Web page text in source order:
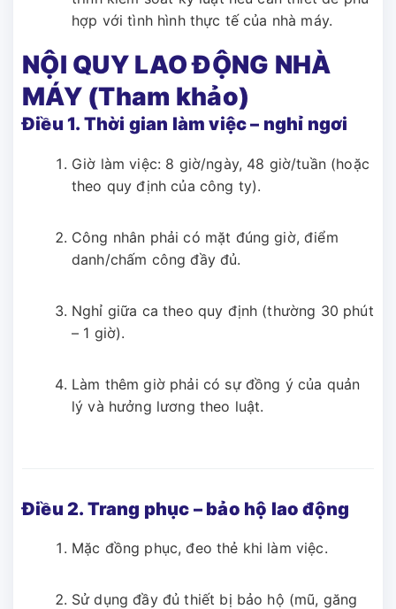
hợp với tình hình thực tế của nhà máy.
NỘI QUY LAO ĐỘNG NHÀ
MÁY (Tham khảo)
Điều 1. Thời gian làm việc – nghỉ ngơi
Giờ làm việc: 8 giờ/ngày, 48 giờ/tuần (hoặc
theo quy định của công ty).
Công nhân phải có mặt đúng giờ, điểm
danh/chấm công đầy đủ.
Nghỉ giữa ca theo quy định (thường 30 phút
– 1 giờ).
Làm thêm giờ phải có sự đồng ý của quản
lý và hưởng lương theo luật.
Điều 2. Trang phục – bảo hộ lao động
Mặc đồng phục, đeo thẻ khi làm việc.
Sử dụng đầy đủ thiết bị bảo hộ (mũ, găng